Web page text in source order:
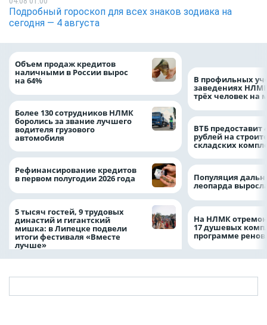
Подробный гороскоп для всех знаков зодиака на
сегодня — 4 августа
Объем продаж кредитов
наличными в России вырос
на 64%
Более 130 сотрудников НЛМК
боролись за звание лучшего
водителя грузового
автомобиля
Рефинансирование кредитов
в первом полугодии 2026 года
5 тысяч гостей, 9 трудовых
династий и гигантский
мишка: в Липецке подвели
итоги фестиваля «Вместе
лучше»
В профильных
заведениях
трёх человек на
ВТБ предоставит
рублей на
складских
Популяция
леопарда
На НЛМК
17 душевых
программе